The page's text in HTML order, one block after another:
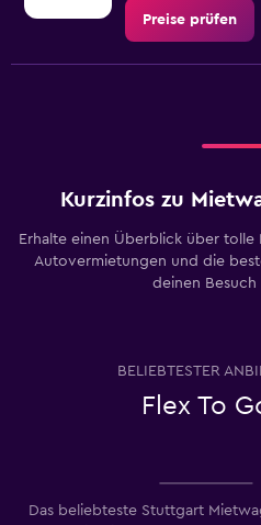
Preise prüfen
Kurzinfos zu
Erhalte einen Überblick über
Autovermietungen und die
deinen
BELIEBTESTER
Flex To
Das beliebteste Stuttgart